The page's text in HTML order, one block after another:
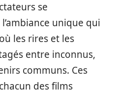
se
unique qui
les rires et les
entre inconnus,
communs. Ces
des films